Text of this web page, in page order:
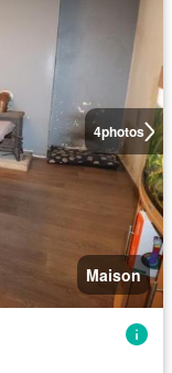
4photos
Maison